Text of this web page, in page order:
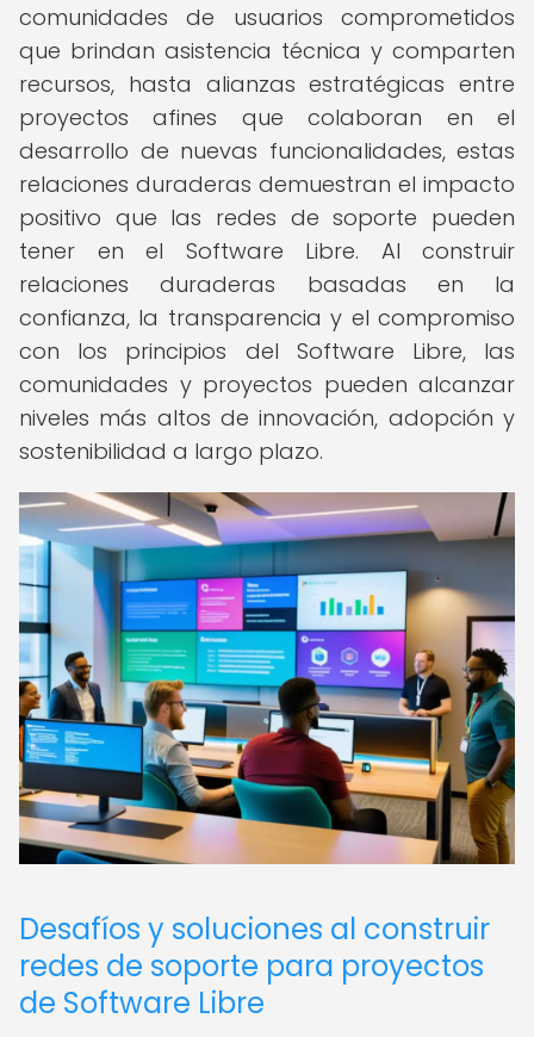
comunidades de usuarios comprometidos
que brindan asistencia técnica y comparten
recursos, hasta alianzas estratégicas entre
proyectos afines que colaboran en el
desarrollo de nuevas funcionalidades, estas
relaciones duraderas demuestran el impacto
positivo que las redes de soporte pueden
tener en el Software Libre. Al construir
relaciones duraderas basadas en la
confianza, la transparencia y el compromiso
con los principios del Software Libre, las
comunidades y proyectos pueden alcanzar
niveles más altos de innovación, adopción y
sostenibilidad a largo plazo.
Desafíos y soluciones al construir
redes de soporte para proyectos
de Software Libre